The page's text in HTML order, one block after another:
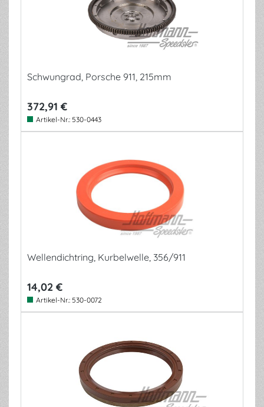
Schwungrad, Porsche 911, 215mm
372,91 €
Artikel-Nr.: 530-0443
Wellendichtring, Kurbelwelle, 356/911
14,02 €
Artikel-Nr.: 530-0072